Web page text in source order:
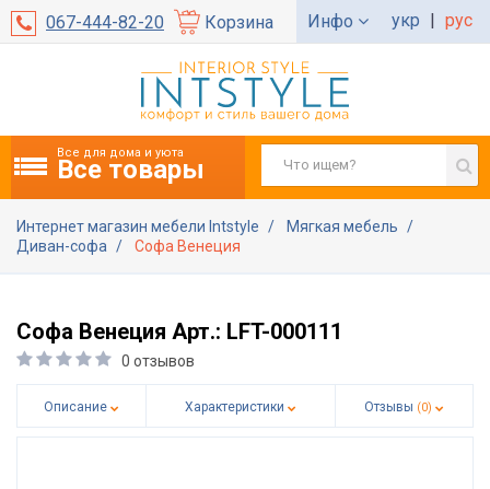
067-444-82-20 Корзина Инфо укр | рус
Все для дома и уюта
Все товары
Интернет магазин мебели Intstyle
Мягкая мебель
Диван-софа
Софа Венеция
Софа Венеция Арт.: LFT-000111
0 отзывов
Описание Характеристики Отзывы (0)